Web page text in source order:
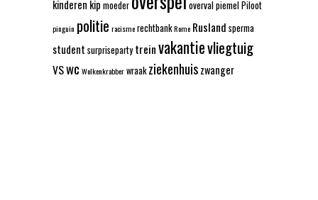
kinderen kip moeder overvalpiemelPiloot
pinguin politie racismerechtbankRome Rusland sperma
student surpriseparty treinvakantievliegtuig
VSwc Wolkenkrabberwraak ziekenhuiszwanger